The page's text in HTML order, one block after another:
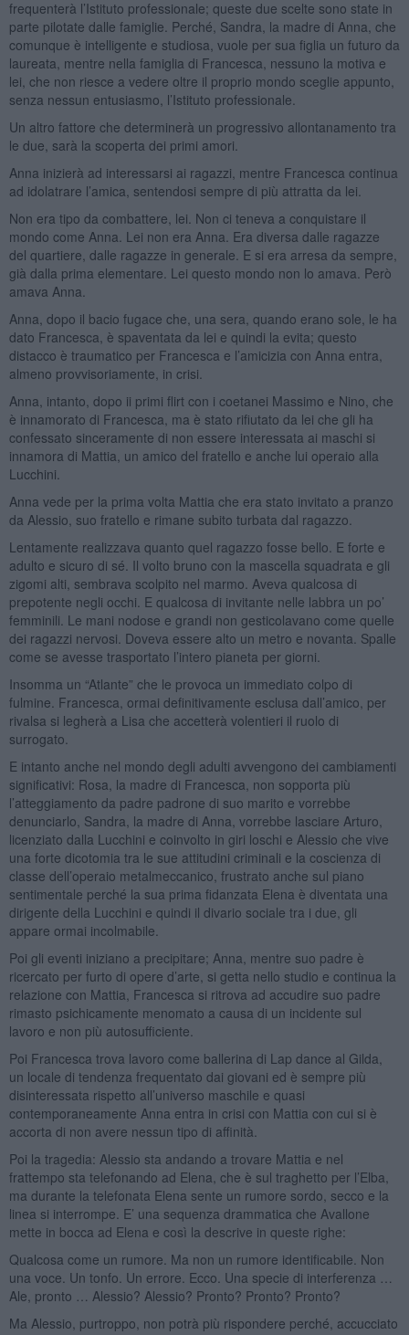
frequenterà l’Istituto professionale; queste due scelte sono state in
parte pilotate dalle famiglie. Perché, Sandra, la madre di Anna, che
comunque è intelligente e studiosa, vuole per sua figlia un futuro da
laureata, mentre nella famiglia di Francesca, nessuno la motiva e
lei, che non riesce a vedere oltre il proprio mondo sceglie appunto,
senza nessun entusiasmo, l’Istituto professionale.
Un altro fattore che determinerà un progressivo allontanamento tra
le due, sarà la scoperta dei primi amori.
Anna inizierà ad interessarsi ai ragazzi, mentre Francesca continua
ad idolatrare l’amica, sentendosi sempre di più attratta da lei.
Non era tipo da combattere, lei. Non ci teneva a conquistare il
mondo come Anna. Lei non era Anna. Era diversa dalle ragazze
del quartiere, dalle ragazze in generale. E si era arresa da sempre,
già dalla prima elementare. Lei questo mondo non lo amava. Però
amava Anna.
Anna, dopo il bacio fugace che, una sera, quando erano sole, le ha
dato Francesca, è spaventata da lei e quindi la evita; questo
distacco è traumatico per Francesca e l’amicizia con Anna entra,
almeno provvisoriamente, in crisi.
Anna, intanto, dopo ii primi flirt con i coetanei Massimo e Nino, che
è innamorato di Francesca, ma è stato rifiutato da lei che gli ha
confessato sinceramente di non essere interessata ai maschi si
innamora di Mattia, un amico del fratello e anche lui operaio alla
Lucchini.
Anna vede per la prima volta Mattia che era stato invitato a pranzo
da Alessio, suo fratello e rimane subito turbata dal ragazzo.
Lentamente realizzava quanto quel ragazzo fosse bello. E forte e
adulto e sicuro di sé. Il volto bruno con la mascella squadrata e gli
zigomi alti, sembrava scolpito nel marmo. Aveva qualcosa di
prepotente negli occhi. E qualcosa di invitante nelle labbra un po’
femminili. Le mani nodose e grandi non gesticolavano come quelle
dei ragazzi nervosi. Doveva essere alto un metro e novanta. Spalle
come se avesse trasportato l’intero pianeta per giorni.
Insomma un “Atlante” che le provoca un immediato colpo di
fulmine. Francesca, ormai definitivamente esclusa dall’amico, per
rivalsa si legherà a Lisa che accetterà volentieri il ruolo di
surrogato.
E intanto anche nel mondo degli adulti avvengono dei cambiamenti
significativi: Rosa, la madre di Francesca, non sopporta più
l’atteggiamento da padre padrone di suo marito e vorrebbe
denunciarlo, Sandra, la madre di Anna, vorrebbe lasciare Arturo,
licenziato dalla Lucchini e coinvolto in giri loschi e Alessio che vive
una forte dicotomia tra le sue attitudini criminali e la coscienza di
classe dell’operaio metalmeccanico, frustrato anche sul piano
sentimentale perché la sua prima fidanzata Elena è diventata una
dirigente della Lucchini e quindi il divario sociale tra i due, gli
appare ormai incolmabile.
Poi gli eventi iniziano a precipitare; Anna, mentre suo padre è
ricercato per furto di opere d’arte, si getta nello studio e continua la
relazione con Mattia, Francesca si ritrova ad accudire suo padre
rimasto psichicamente menomato a causa di un incidente sul
lavoro e non più autosufficiente.
Poi Francesca trova lavoro come ballerina di Lap dance al Gilda,
un locale di tendenza frequentato dai giovani ed è sempre più
disinteressata rispetto all’universo maschile e quasi
contemporaneamente Anna entra in crisi con Mattia con cui si è
accorta di non avere nessun tipo di affinità.
Poi la tragedia: Alessio sta andando a trovare Mattia e nel
frattempo sta telefonando ad Elena, che è sul traghetto per l’Elba,
ma durante la telefonata Elena sente un rumore sordo, secco e la
linea si interrompe. E’ una sequenza drammatica che Avallone
mette in bocca ad Elena e così la descrive in queste righe:
Qualcosa come un rumore. Ma non un rumore identificabile. Non
una voce. Un tonfo. Un errore. Ecco. Una specie di interferenza …
Ale, pronto … Alessio? Alessio? Pronto? Pronto? Pronto?
Ma Alessio, purtroppo, non potrà più rispondere perché, accucciato